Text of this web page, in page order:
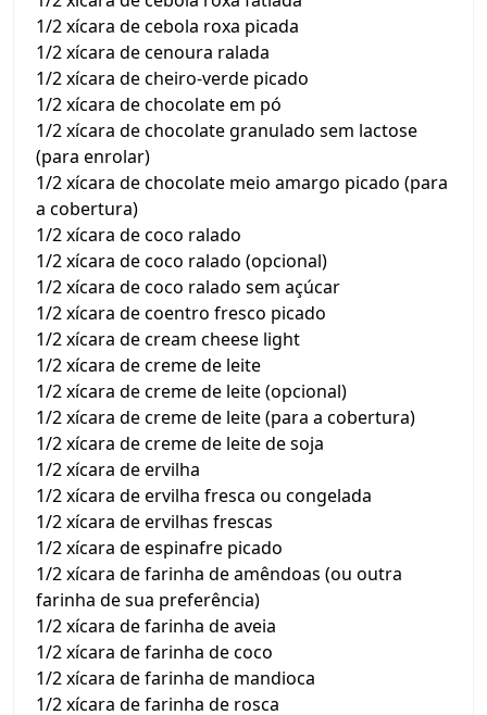
1/2 xícara de cebola roxa picada
1/2 xícara de cenoura ralada
1/2 xícara de cheiro-verde picado
1/2 xícara de chocolate em pó
1/2 xícara de chocolate granulado sem lactose
(para enrolar)
1/2 xícara de chocolate meio amargo picado (para
a cobertura)
1/2 xícara de coco ralado
1/2 xícara de coco ralado (opcional)
1/2 xícara de coco ralado sem açúcar
1/2 xícara de coentro fresco picado
1/2 xícara de cream cheese light
1/2 xícara de creme de leite
1/2 xícara de creme de leite (opcional)
1/2 xícara de creme de leite (para a cobertura)
1/2 xícara de creme de leite de soja
1/2 xícara de ervilha
1/2 xícara de ervilha fresca ou congelada
1/2 xícara de ervilhas frescas
1/2 xícara de espinafre picado
1/2 xícara de farinha de amêndoas (ou outra
farinha de sua preferência)
1/2 xícara de farinha de aveia
1/2 xícara de farinha de coco
1/2 xícara de farinha de mandioca
1/2 xícara de farinha de rosca